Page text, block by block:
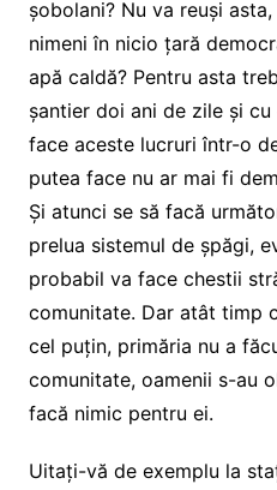
șobolani? Nu va reuși
nimeni în nicio țară
apă caldă? Pentru asta
șantier doi ani de zile și
face aceste lucruri într-o
putea face nu ar mai fi
Și atunci se să facă
prelua sistemul de șpăgi,
probabil va face chestii
comunitate. Dar atât timp
cel puțin, primăria nu a
comunitate, oamenii s-au
facă nimic pentru ei.
Uitați-vă de exemplu la